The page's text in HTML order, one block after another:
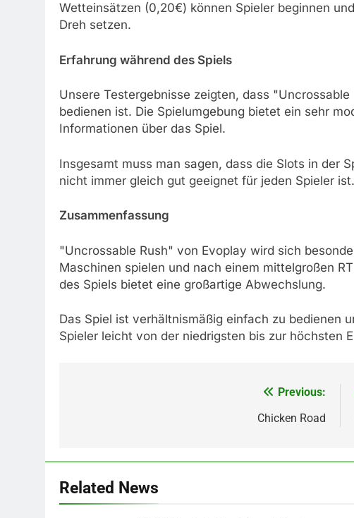
Wetteinsätzen (0,20€) können Spieler beginnen
Dreh setzen.
Erfahrung während des Spiels
Unsere Testergebnisse zeigten, dass
bedienen ist. Die Spielumgebung bietet ein sehr
Informationen über das Spiel.
Insgesamt muss man sagen, dass die Slots in der
nicht immer gleich gut geeignet für jeden Spieler ist.
Zusammenfassung
"Uncrossable Rush" von Evoplay wird sich
Maschinen spielen und nach einem mittelgroßen
des Spiels bietet eine großartige Abwechslung.
Das Spiel ist verhältnismäßig einfach zu bedienen
Spieler leicht von der niedrigsten bis zur höchsten
Previous:
Chicken Road
Related News